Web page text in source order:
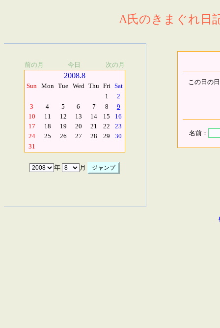
A氏のきまぐれ日
前の月 今日 次の月
2008.8
Sun Mon Tue Wed Thu Fri Sat
1
2
3
4 5 6 7 8
9
10
11 12 13 14 15
16
17
18 19 20 21 22
23
24
25 26 27 28 29
30
31
年 月
この日の
名前：